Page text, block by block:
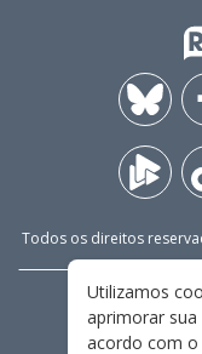
Todos os direitos
Utilizamos
aprimorar sua
acordo com o